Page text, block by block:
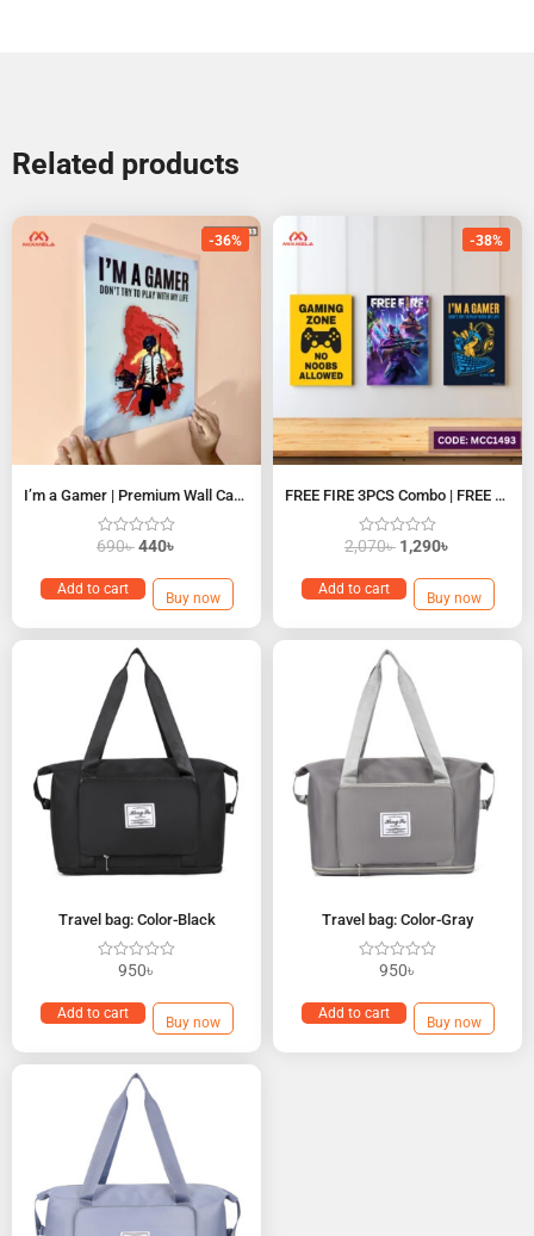
Related products
-36%
I’m a Gamer | Premium Wall Canvas MC1433
690৳440৳
Add to cart
Buy now
-38%
FREE FIRE 3PCS Combo | FREE FIRE Premium Wall Canvas
2,070৳ 1,290৳
Add to cart
Buy now
Travel bag: Color-Black
950৳
Add to cart
Buy now
Travel bag: Color-Gray
950৳
Add to cart
Buy now